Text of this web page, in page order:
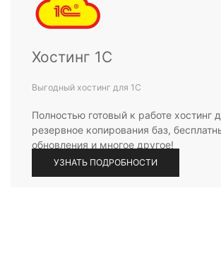
Хостинг 1С
Выгодный хостинг для 1С
Полностью готовый к работе хостинг
резервное копирования баз,
обновления и многое другое!
УЗНАТЬ ПОДРОБНОСТИ